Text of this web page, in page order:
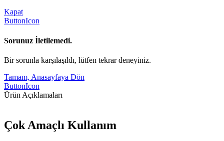
Kapat
ButtonIcon
Sorunuz İletilemedi.
Bir sorunla karşılaşıldı, lütfen tekrar deneyiniz.
Tamam, Anasayfaya Dön
ButtonIcon
Ürün Açıklamaları
Çok Amaçlı Kullanım